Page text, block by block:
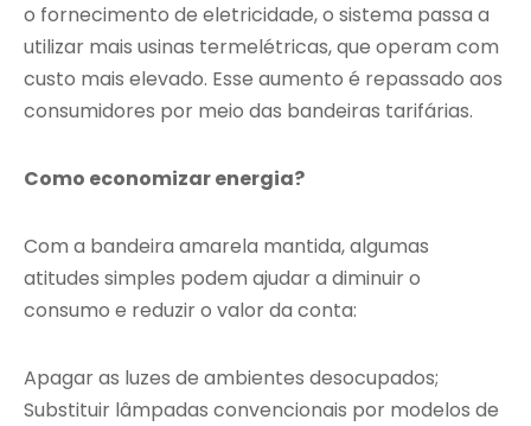
o fornecimento de eletricidade, o sistema passa a
utilizar mais usinas termelétricas, que operam com
custo mais elevado. Esse aumento é repassado aos
consumidores por meio das bandeiras tarifárias.
Como economizar energia?
Com a bandeira amarela mantida, algumas
atitudes simples podem ajudar a diminuir o
consumo e reduzir o valor da conta:
Apagar as luzes de ambientes desocupados;
Substituir lâmpadas convencionais por modelos de